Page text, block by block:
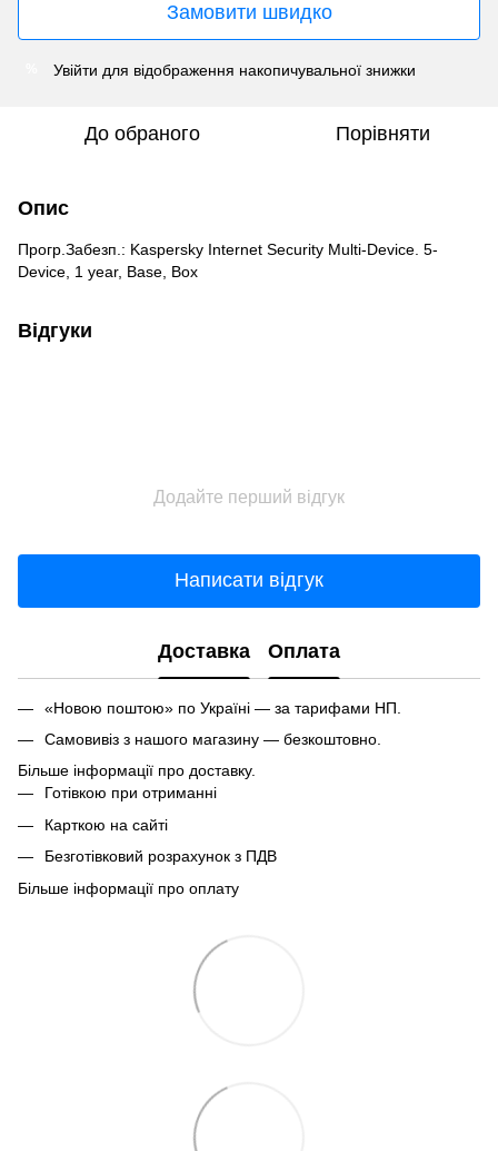
Замовити швидко
Увійти для відображення накопичувальної знижки
До обраного Порівняти
Опис
Прогр.Забезп.: Kaspersky Internet Security Multi-Device. 5-
Device, 1 year, Base, Box
Відгуки
Додайте перший відгук
Написати відгук
Доставка Оплата
«Новою поштою» по Україні — за тарифами НП.
Самовивіз з нашого магазину — безкоштовно.
Більше інформації про доставку.
Готівкою при отриманні
Карткою на сайті
Безготівковий розрахунок з ПДВ
Більше інформації про оплату